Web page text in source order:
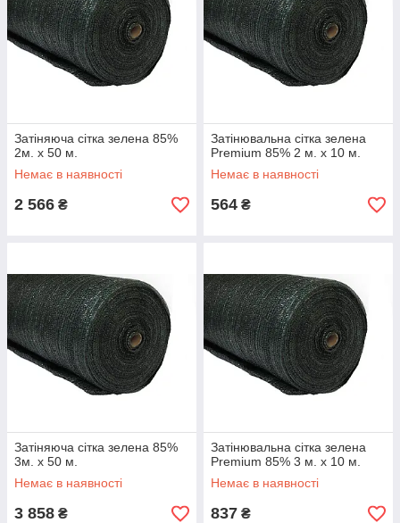
Затіняюча сітка зелена 85%
2м. х 50 м.
Немає в наявності
2 566 ₴
Затінювальна сітка зелена
Premium 85% 2 м. х 10 м.
Немає в наявності
564 ₴
Затіняюча сітка зелена 85%
3м. х 50 м.
Немає в наявності
3 858 ₴
Затінювальна сітка зелена
Premium 85% 3 м. х 10 м.
Немає в наявності
837 ₴